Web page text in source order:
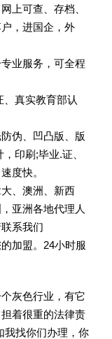
上可查、存档、
，进国企，外
业服务，可全程
真实教育部认
伪、凹凸版、版
印刷;毕业.证、
度快。
、澳洲、新西
亚洲各地代理人
系我们
加盟。24小时服
灰色行业，有它
着很重的法律责
我找你们办理，你